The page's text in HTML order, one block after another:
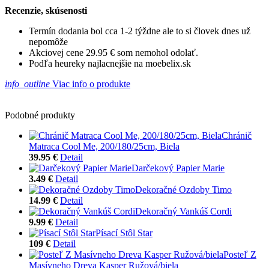
Recenzie, skúsenosti
Termín dodania bol cca 1-2 týždne ale to si človek dnes už
nepomôže
Akciovej cene 29.95 € som nemohol odolať.
Podľa heureky najlacnejšie na moebelix.sk
info_outline Viac info o produkte
Podobné produkty
Chránič
Matraca Cool Me, 200/180/25cm, Biela
39.95 € Detail
Darčekový Papier Marie
3.49 € Detail
Dekoračné Ozdoby Timo
14.99 € Detail
Dekoračný Vankúš Cordi
9.99 € Detail
Písací Stôl Star
109 € Detail
Posteľ Z
Masívneho Dreva Kasper Ružová/biela